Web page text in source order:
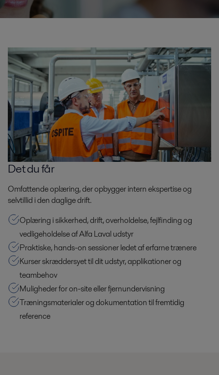
Det du får
Omfattende oplæring, der opbygger intern ekspertise og
selvtillid i den daglige drift.
Oplæring i sikkerhed, drift, overholdelse, fejlfinding og
vedligeholdelse af Alfa Laval udstyr
Praktiske, hands-on sessioner ledet af erfarne trænere
Kurser skræddersyet til dit udstyr, applikationer og
teambehov
Muligheder for on-site eller fjernundervisning
Træningsmaterialer og dokumentation til fremtidig
reference